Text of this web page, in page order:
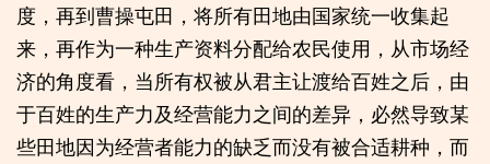
度，再到曹操屯田，将所有田地由国家统一收集起
来，再作为一种生产资料分配给农民使用，从市场经
济的角度看，当所有权被从君主让渡给百姓之后，由
于百姓的生产力及经营能力之间的差异，必然导致某
些田地因为经营者能力的缺乏而没有被合适耕种，而